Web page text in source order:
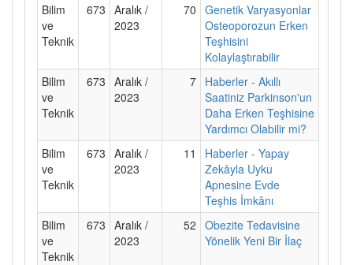
Bilim
ve
Teknik
673 Aralık /
2023
70 Genetik Varyasyonlar
Osteoporozun Erken
Teşhisini
Kolaylaştırabilir
Bilim
ve
Teknik
673 Aralık /
2023
7 Haberler - Akıllı
Saatiniz Parkinson'un
Daha Erken Teşhisine
Yardımcı Olabilir mi?
Bilim
ve
Teknik
673 Aralık /
2023
11
Haberler - Yapay
Zekâyla Uyku
Apnesine Evde
Teşhis İmkânı
Bilim
ve
Teknik
673 Aralık /
2023
52 Obezite Tedavisine
Yönelik Yeni Bir İlaç